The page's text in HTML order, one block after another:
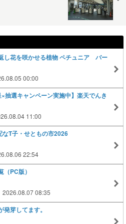
し花を咲かせる植物 ペチュニア バー
00:00
×抽選キャンペーン実施中】楽天でんき
11:00
T子・せともの市2026
22:54
PC版）
2026.08.07 08:35
芽してます。